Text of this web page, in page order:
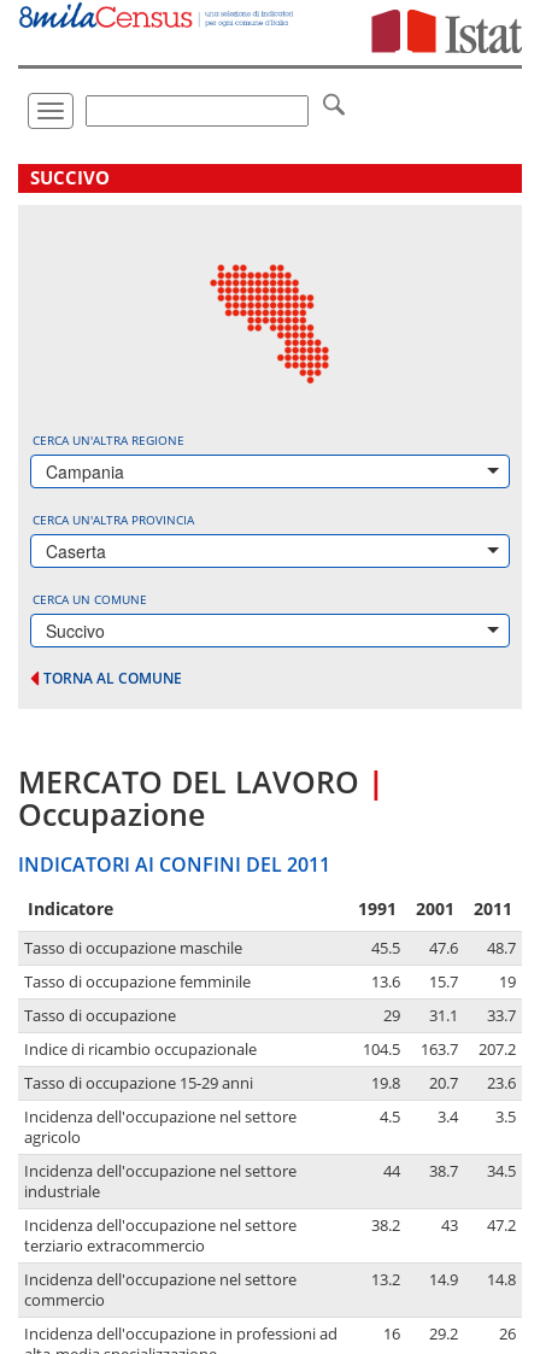
Vai
direttamente
Toggle
navigation
.
SUCCIVO
CERCA UN'ALTRA REGIONE
Campania
CERCA UN'ALTRA PROVINCIA
Caserta
CERCA UN COMUNE
Succivo
TORNA AL COMUNE
MERCATO DEL LAVORO |
Occupazione
INDICATORI AI CONFINI DEL 2011
Indicatore 1991 2001 2011
Tasso di occupazione maschile 45.5 47.6
48.7
Tasso di occupazione femminile
13.6 15.7
19
Tasso di occupazione
29 31.1
33.7
Indice di ricambio occupazionale
104.5 163.7
207.2
Tasso di occupazione 15-29 anni
19.8 20.7
23.6
Incidenza dell'occupazione nel settore
agricolo
4.5 3.4 3.5
Incidenza dell'occupazione nel settore
industriale
44 38.7 34.5
Incidenza dell'occupazione nel settore
terziario extracommercio
38.2 43 47.2
Incidenza dell'occupazione nel settore
commercio
13.2 14.9 14.8
Incidenza dell'occupazione in professioni ad
16 29.2 26